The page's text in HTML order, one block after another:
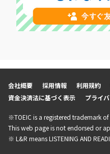
会社概要 採用情報 利用規約
資金決済法に基づく表示
プライ
※TOEIC is a registered trademark
This web page is not endorsed or
※ L&R means LISTENING AND